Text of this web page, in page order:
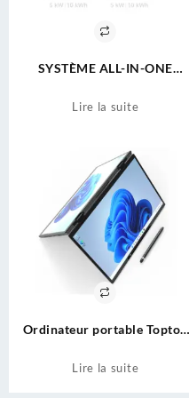
SYSTÈME ALL-IN-ONE
POWER MATE
Lire la suite
Ordinateur portable Topton
Lire la suite